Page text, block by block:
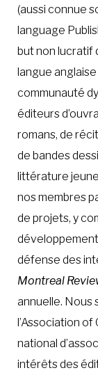
(aussi connue
language
but non lucratif
langue
communauté
éditeurs
romans, de
de bandes
littérature
nos membres
de projets, y
défense des
Montreal
annuelle. Nous
l’Association
national
intérêts des